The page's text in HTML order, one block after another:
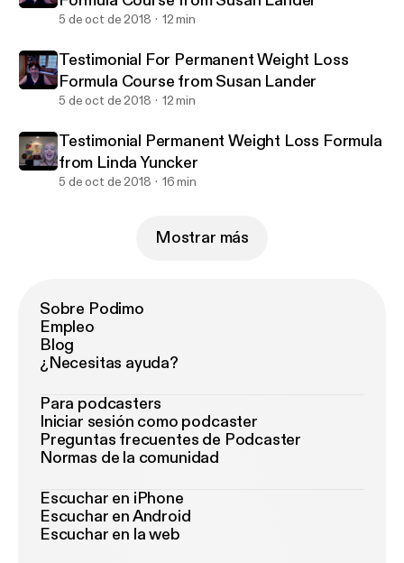
5 de oct de 2018 12 min
Testimonial For Permanent Weight Loss
Formula Course from Susan Lander
5 de oct de 2018 12 min
Testimonial Permanent Weight Loss Formula
from Linda Yuncker
5 de oct de 2018 16 min
Mostrar más
Sobre Podimo
Empleo
Blog
¿Necesitas ayuda?
Para podcasters
Iniciar sesión como podcaster
Preguntas frecuentes de Podcaster
Normas de la comunidad
Escuchar en iPhone
Escuchar en Android
Escuchar en la web